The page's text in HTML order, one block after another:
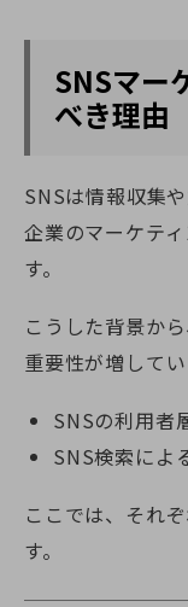
SNSマー
べき理由
SNSは情報収集
企業のマーケテ
す。
こうした背景か
重要性が増してい
SNSの利用者
SNS検索によ
ここでは、それ
す。